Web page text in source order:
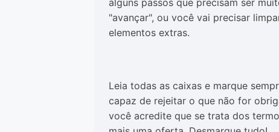
alguns passos que precisam ser
"avançar", ou você vai precisar
elementos extras.
Leia todas as caixas e marque
capaz de rejeitar o que não for
você acredite que se trata dos